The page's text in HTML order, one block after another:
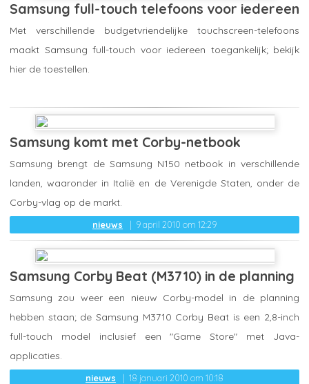
Samsung full-touch telefoons voor iedereen
Met verschillende budgetvriendelijke touchscreen-telefoons
maakt Samsung full-touch voor iedereen toegankelijk; bekijk
hier de toestellen.
Samsung komt met Corby-netbook
nieuws 9 april 2010 om 12:29
Samsung brengt de Samsung N150 netbook in verschillende
landen, waaronder in Italië en de Verenigde Staten, onder de
Corby-vlag op de markt.
Samsung Corby Beat (M3710) in de planning
nieuws 18 januari 2010 om 10:18
Samsung zou weer een nieuw Corby-model in de planning
hebben staan; de Samsung M3710 Corby Beat is een 2,8-inch
full-touch model inclusief een "Game Store" met Java-
applicaties.